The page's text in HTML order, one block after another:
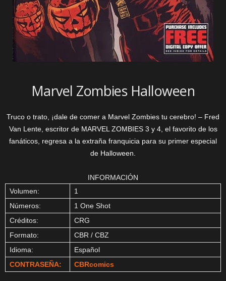
Marvel Zombies Halloween
Truco o trato, ¡dale de comer a Marvel Zombies tu cerebro! – Fred
Van Lente, escritor de MARVEL ZOMBIES 3 y 4, el favorito de los
fanáticos, regresa a la extraña franquicia para su primer especial
de Halloween.
INFORMACIÓN
Volumen:
1
Números:
1 One Shot
Créditos:
CRG
Formato:
CBR / CBZ
Idioma:
Español
CONTRASEÑA:
CBRcomics